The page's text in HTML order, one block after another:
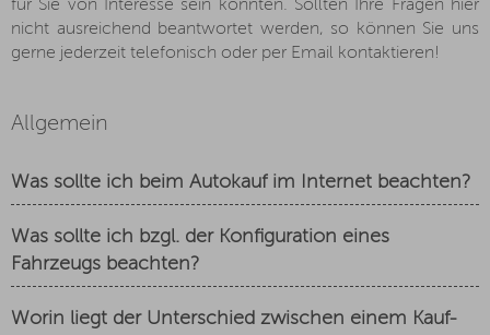
für Sie von Interesse sein könnten. Sollten Ihre Fragen hier
nicht ausreichend beantwortet werden, so können Sie uns
gerne jederzeit telefonisch oder per Email kontaktieren!
Allgemein
Was sollte ich beim Autokauf im Internet beachten?
Was sollte ich bzgl. der Konfiguration eines
Fahrzeugs beachten?
Worin liegt der Unterschied zwischen einem Kauf-